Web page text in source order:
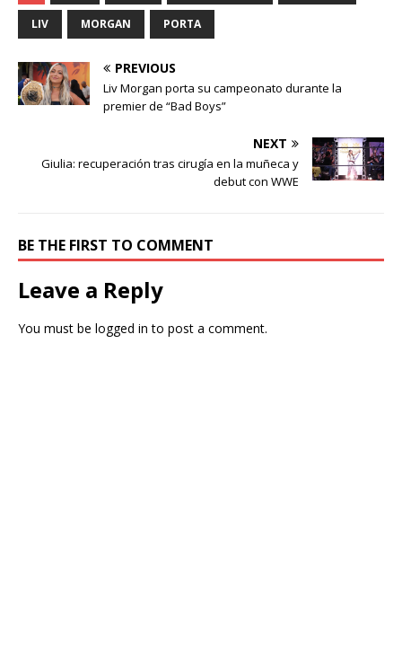
LIV MORGAN PORTA
PREVIOUS
Liv Morgan porta su campeonato durante la
premier de “Bad Boys”
NEXT
Giulia: recuperación tras cirugía en la muñeca y
debut con WWE
BE THE FIRST TO COMMENT
Leave a Reply
You must be logged in to post a comment.